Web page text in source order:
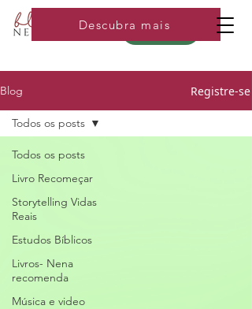
Loja
Descubra mais
Blog Registre-se
Todos os posts
Livro Recomeçar
Storytelling Vidas
Reais
Estudos Bíblicos
Livros- Nena
recomenda
Música e video
Todos os posts